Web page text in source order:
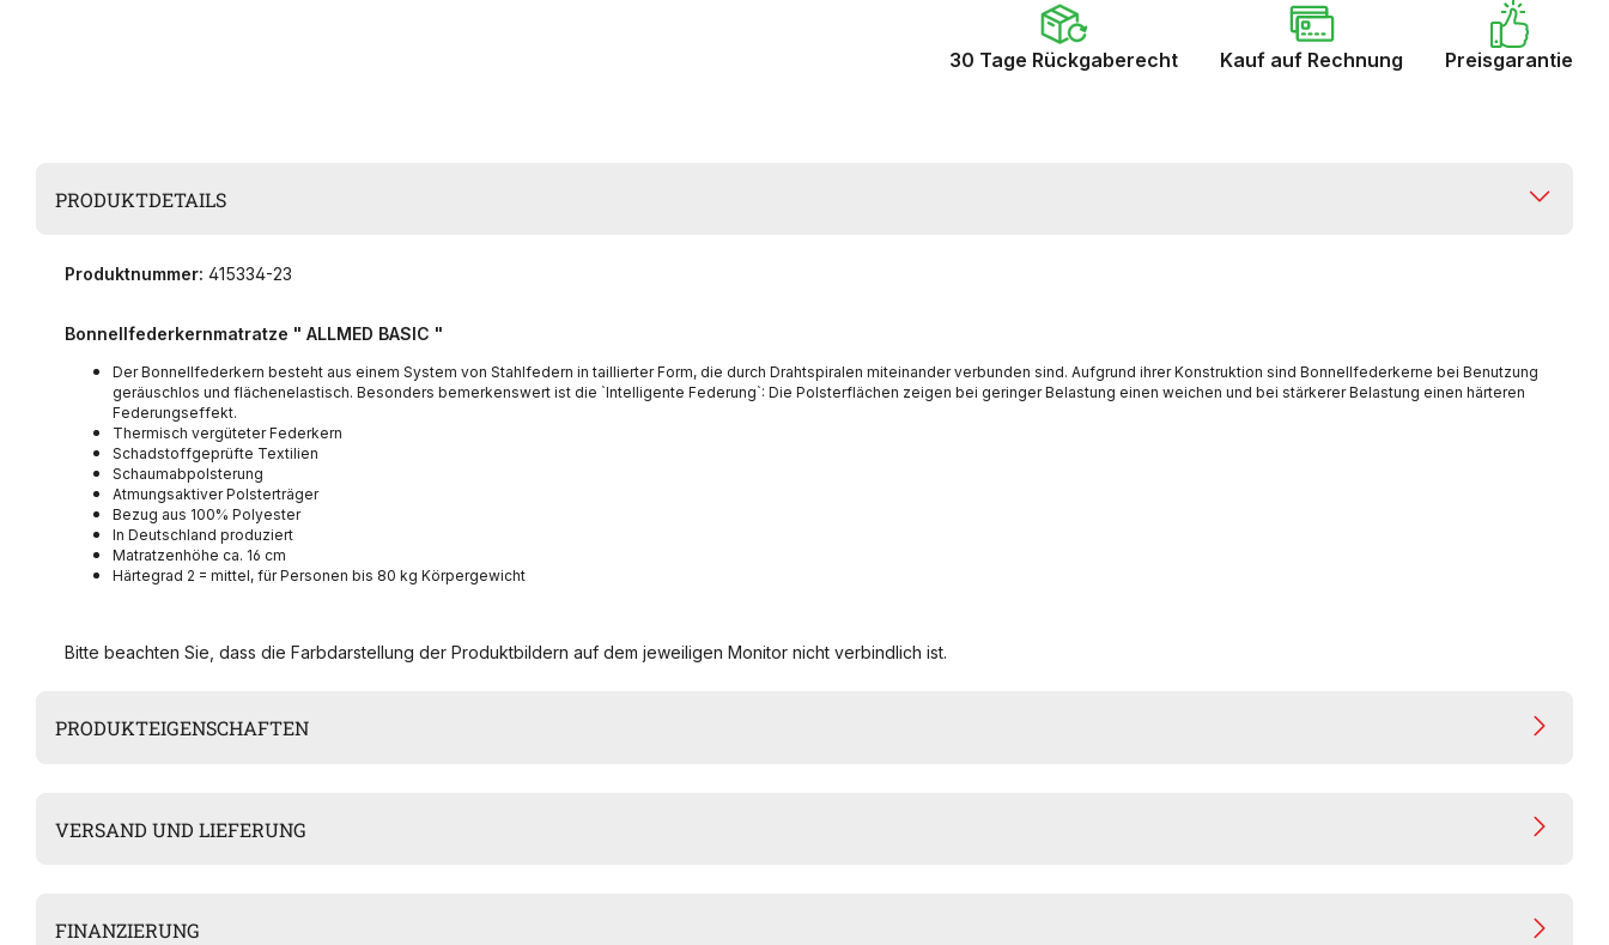
30 Tage Rückgaberecht Kauf auf Rechnung Preisgarantie
PRODUKTDETAILS
Produktnummer: 415334-23
Bonnellfederkernmatratze " ALLMED BASIC "
Der Bonnellfederkern besteht aus einem System von Stahlfedern in taillierter Form, die durch Drahtspiralen miteinander verbunden sind. Aufgrund ihrer Konstruktion sind Bonnellfederkerne bei Benutzung
geräuschlos und flächenelastisch. Besonders bemerkenswert ist die `Intelligente Federung`: Die Polsterflächen zeigen bei geringer Belastung einen weichen und bei stärkerer Belastung einen härteren
Federungseffekt.
Thermisch vergüteter Federkern
Schadstoffgeprüfte Textilien
Schaumabpolsterung
Atmungsaktiver Polsterträger
Bezug aus 100% Polyester
In Deutschland produziert
Matratzenhöhe ca. 16 cm
Härtegrad 2 = mittel, für Personen bis 80 kg Körpergewicht
Bitte beachten Sie, dass die Farbdarstellung der Produktbildern auf dem jeweiligen Monitor nicht verbindlich ist.
PRODUKTEIGENSCHAFTEN
VERSAND UND LIEFERUNG
FINANZIERUNG